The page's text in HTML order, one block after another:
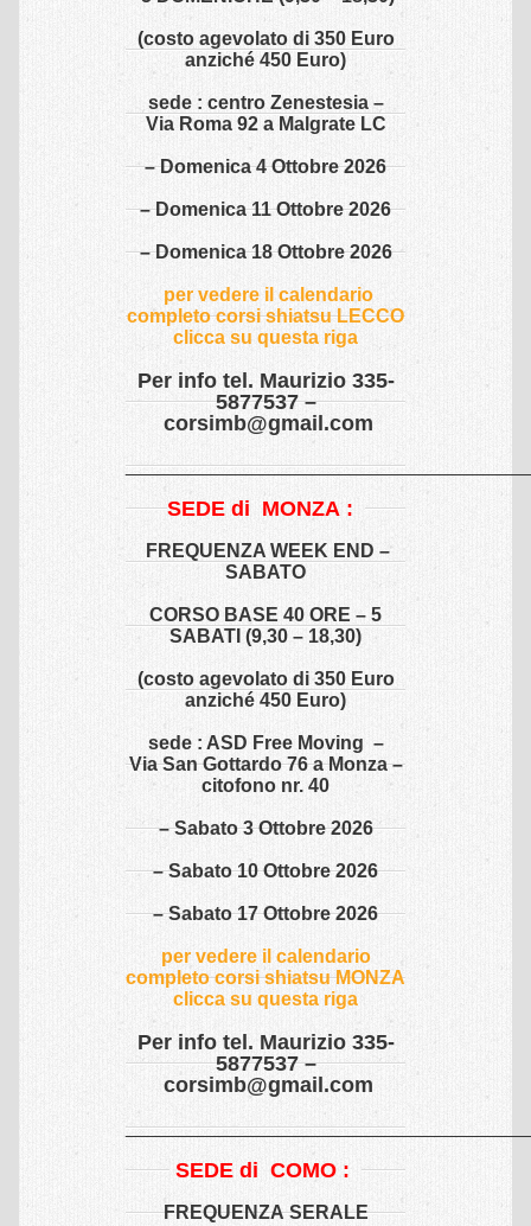
ESPERIENZE
Shiatsu & Bambini – Ragazzi
Shiatsu & Diversamente Abili
Shiatsu & Fibromialgia
Shiatsu & oncologia
Shiatsu & operatori sanitari
Shiatsu & Sport
Shiatsu & Stati Vegetativi
TRATTAMENTI
La seduta shiatsu di trattamento
Aziende – servizi – convenzioni – shiatsu
Trattamenti shiatsu a privati
ARTI MARZIALI
Arti Marziali-Karate
Fitness e Wellness
QI GONG
Qi Gong Presentazioni
Qi Gong Corsi
Qi Gong Insegnante
Tai Chi Presentazioni
Tai Chi Corsi
Tai Chi Insegnante
Tai Chi Galleria
(costo agevolato di 350 Euro
anziché 450 Euro)
sede : centro Zenestesia –
Via Roma 92 a Malgrate LC
– Domenica 4 Ottobre 2026
– Domenica 11 Ottobre 2026
– Domenica 18 Ottobre 2026
per vedere il calendario
completo corsi shiatsu LECCO
clicca su questa riga
Per info tel. Maurizio 335-
5877537 –
corsimb@gmail.com
SEDE di MONZA :
FREQUENZA WEEK END –
SABATO
CORSO BASE 40 ORE – 5
SABATI (9,30 – 18,30)
(costo agevolato di 350 Euro
anziché 450 Euro)
sede : ASD Free Moving –
Via San Gottardo 76 a Monza –
citofono nr. 40
– Sabato 3 Ottobre 2026
– Sabato 10 Ottobre 2026
– Sabato 17 Ottobre 2026
per vedere il calendario
completo corsi shiatsu MONZA
clicca su questa riga
Per info tel. Maurizio 335-
5877537 –
corsimb@gmail.com
SEDE di COMO :
FREQUENZA SERALE